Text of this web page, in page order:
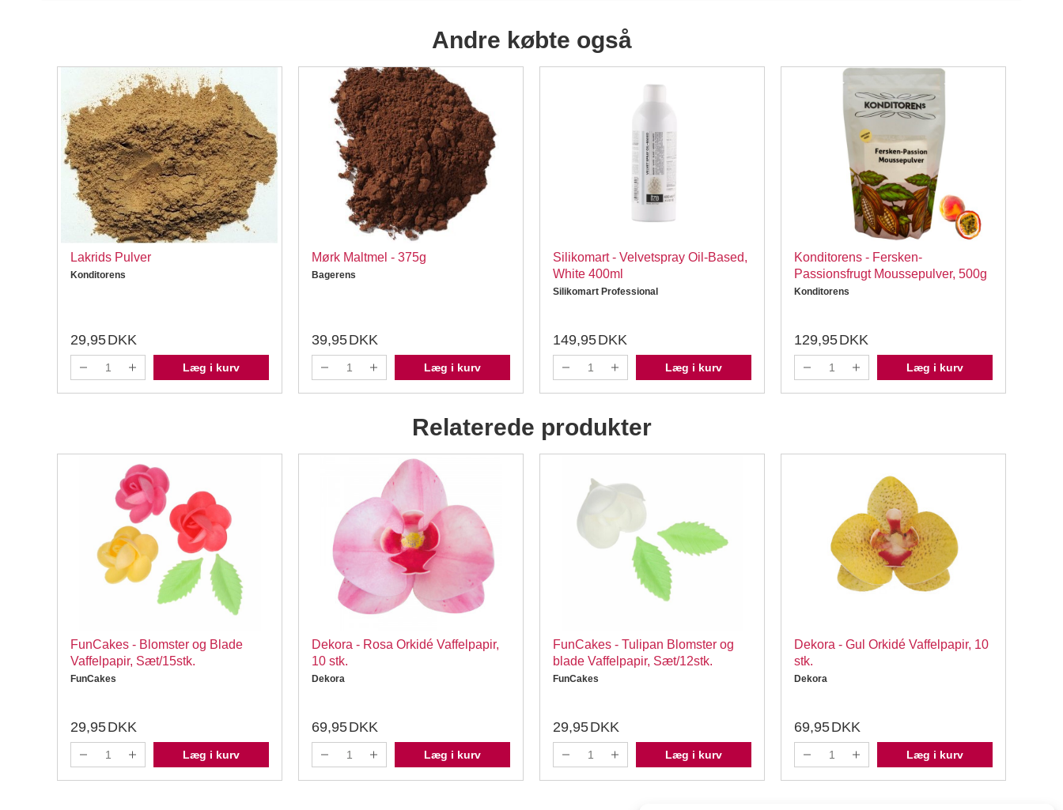
Andre købte også
Lakrids Pulver
Konditorens
29,95DKK
Læg i kurv
Mørk Maltmel - 375g
Bagerens
39,95DKK
Læg i kurv
Silikomart - Velvetspray Oil-Based,
White 400ml
Silikomart Professional
149,95DKK
Læg i kurv
Konditorens - Fersken-
Passionsfrugt Moussepulver, 500g
Konditorens
129,95DKK
Læg i kurv
Relaterede produkter
FunCakes - Blomster og Blade
Vaffelpapir, Sæt/15stk.
FunCakes
29,95DKK
Læg i kurv
Dekora - Rosa Orkidé Vaffelpapir,
10 stk.
Dekora
69,95DKK
Læg i kurv
FunCakes - Tulipan Blomster og
blade Vaffelpapir, Sæt/12stk.
FunCakes
29,95DKK
Læg i kurv
Dekora - Gul Orkidé Vaffelpapir, 10
stk.
Dekora
69,95DKK
Læg i kurv